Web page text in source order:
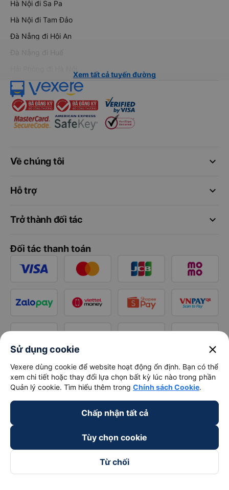
Hà Nội đi Sa Pa
Hà Nội đi Tam Đảo
Đà Nẵng đi Hội An
Đà Nẵng đi Huế
Xem tất cả tuyến đường
keyboard_arrow_down
Về chúng tôi
keyboard_arrow_down
Hỗ trợ
keyboard_arrow_down
Trở thành đối tác
Đối tác thanh toán
Sử dụng cookie close
Vexere dùng cookie để website hoạt động ổn định. Bạn có thể
xem chi tiết hoặc thay đổi lựa chọn bất kỳ lúc nào trong phần
Quản lý cookie. Tìm hiểu thêm trong Chính sách Cookie.
Chấp nhận tất cả
Tùy chọn cookie
Từ chối